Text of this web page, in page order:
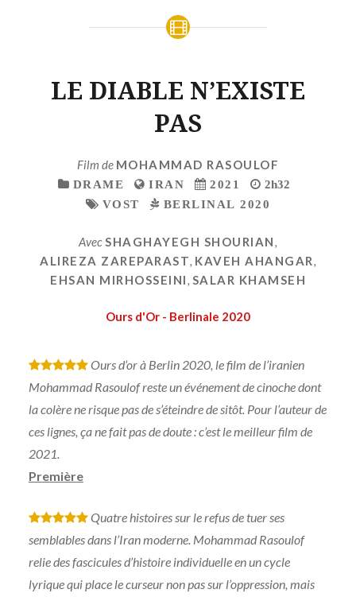
LE DIABLE N’EXISTE
PAS
Film de MOHAMMAD RASOULOF
DRAME IRAN 2021
2h32
VOST
BERLINAL 2020
AvecSHAGHAYEGH SHOURIAN,
ALIREZA ZAREPARAST, KAVEH AHANGAR,
EHSAN MIRHOSSEINI, SALAR KHAMSEH
Ours d'Or - Berlinale 2020
* * * * *Ours d’or à Berlin 2020, le film de l’iranien
Mohammad Rasoulof reste un événement de cinoche dont
la colère ne risque pas de s’éteindre de sitôt. Pour l’auteur de
ces lignes, ça ne fait pas de doute : c’est le meilleur film de
2021.
Première
* * * * *Quatre histoires sur le refus de tuer ses
semblables dans l’Iran moderne. Mohammad Rasoulof
relie des fascicules d’histoire individuelle en un cycle
lyrique qui place le curseur non pas sur l’oppression, mais